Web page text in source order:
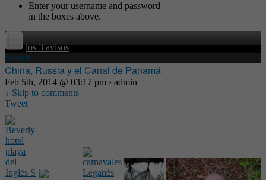
Enter your username and password
in the boxes above.
los 3 avisos
Search
China, Russia y el Canal de Panamá
Feb 5th, 2014 @ 03:17 pm › admin
↓ Skip to comments
Tweet